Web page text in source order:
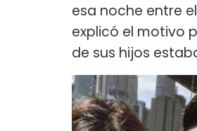
esa noche entre
explicó el motivo
de sus hijos